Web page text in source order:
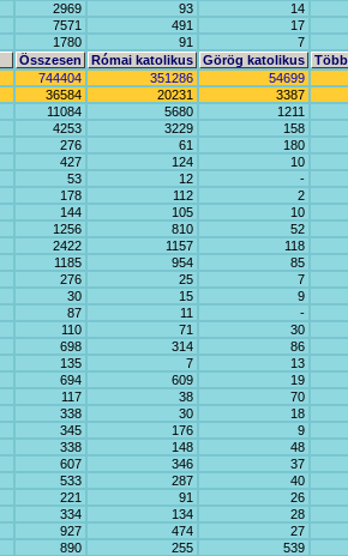
2969 93
14
7571 491
17
1780 91
7
Összesen
Római katolikus Görög katolikus
744404 351286
54699
36584 20231
3387
11084 5680
1211
4253 3229
158
276 61
180
427 124
10
53 12
-
178 112
2
144 105
10
1256 810
52
2422 1157
118
1185 954
85
276 25
7
30 15
9
87 11
-
110 71
30
698 314
86
135 7
13
694 609
19
117 38
70
338 30
18
345 176
9
338 148
48
607 346
37
533 287
40
221 91
26
334 134
28
927 474
27
890 255
539